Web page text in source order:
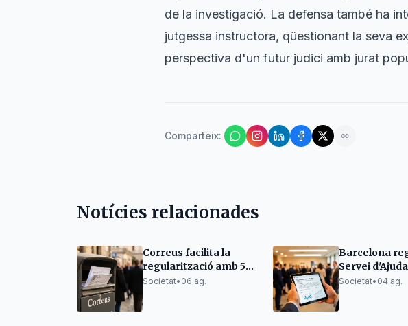
de la investigació. La defensa també ha
jutgessa instructora, qüestionant la seva
perspectiva d'un futur judici amb jurat
Comparteix:
Notícies relacionades
Correus facilita la
regularització amb 53
oficines a Catalunya
Societat• 06 ag.
Barcelona
Servei
Domicili per
Societat• 04 ag.